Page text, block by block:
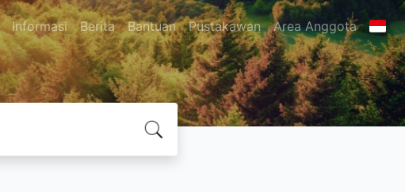
Informasi Berita Bantuan Pustakawan Area Anggota